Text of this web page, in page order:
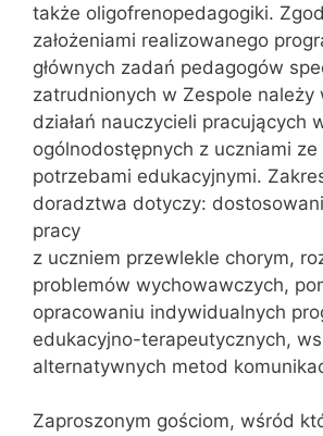
także oligofrenopedagogiki.
założeniami realizowanego
głównych zadań pedagogów
zatrudnionych w Zespole należy
działań nauczycieli pracujących
ogólnodostępnych z uczniami ze
potrzebami edukacyjnymi.
doradztwa dotyczy:
pracy
z uczniem przewlekle chorym,
problemów wychowawczych,
opracowaniu indywidualnych
edukacyjno-terapeutycznych,
alternatywnych metod
Zaproszonym gościom, wśród